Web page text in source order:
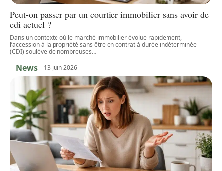
Peut-on passer par un courtier immobilier sans avoir de
cdi actuel ?
Dans un contexte où le marché immobilier évolue rapidement,
l’accession à la propriété sans être en contrat à durée indéterminée
(CDI) soulève de nombreuses…
News 13 juin 2026